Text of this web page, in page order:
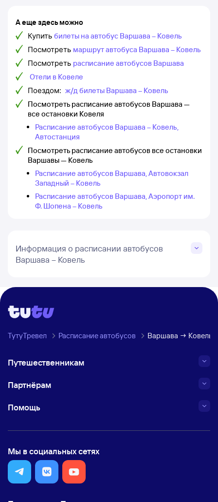
А еще здесь можно
Купить билеты на автобус Варшава – Ковель
Посмотреть маршрут автобуса Варшава – Ковель
Посмотреть расписание автобусов Варшава
Отели в Ковеле
Поездом: ж/д билеты Варшава – Ковель
Посмотреть расписание автобусов Варшава —
все остановки Ковеля
Расписание автобусов Варшава – Ковель,
Автостанция
Посмотреть расписание автобусов все остановки
Варшавы — Ковель
Расписание автобусов Варшава, Автовокзал
Западный – Ковель
Расписание автобусов Варшава, Аэропорт им.
Ф. Шопена – Ковель
Информация о расписании автобусов
Варшава – Ковель
ТутуТревел Расписание автобусов Варшава → Ковель
Путешественникам
Партнёрам
Помощь
Мы в социальных сетях